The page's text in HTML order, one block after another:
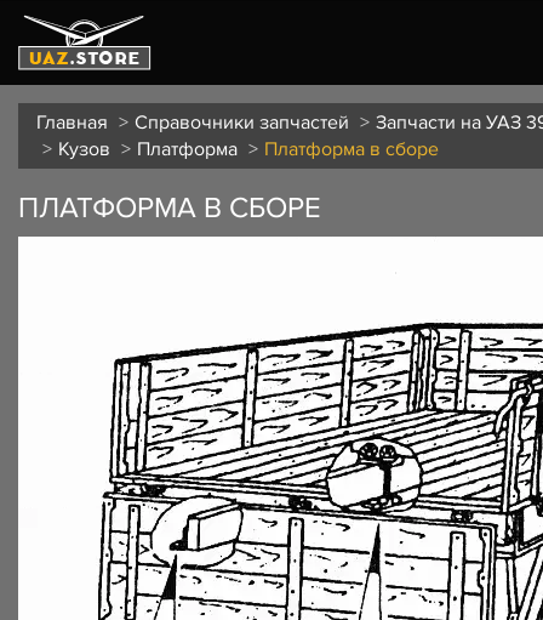
Главная Справочники запчастей
Запчасти на УАЗ
Кузов
Платформа Платформа в сборе
ПЛАТФОРМА В СБОРЕ